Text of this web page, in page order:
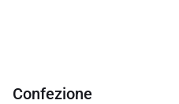
Confezione